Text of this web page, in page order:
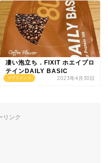
サプリメント
凄い泡立ち．FIXIT ホエイプロ
テインDAILY BASIC
2023年4月30日
リンク